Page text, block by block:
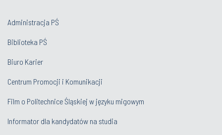
Administracja PŚ
Biblioteka PŚ
Biuro Karier
Centrum Promocji i Komunikacji
Film o Politechnice Śląskiej w języku migowym
Informator dla kandydatów na studia